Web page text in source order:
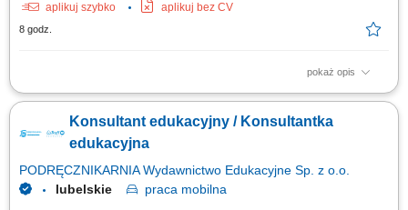
aplikuj szybko
aplikuj bez CV
8 godz.
pokaż opis
aktywna sprzedaż B2B oraz rozwój współpracy z obecnymi klientami,
obsługa pełnego procesu sprzedażowego i nadzór nad realizacją
zamówień, dbanie o wysoką jakość obsługi klientów przed i po sprzedaży,
Konsultant edukacyjny / Konsultantka
edukacyjna
PODRĘCZNIKARNIA Wydawnictwo Edukacyjne Sp. z o.o.
lubelskie
praca mobilna